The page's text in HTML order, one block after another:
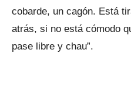
cobarde, un cagón. Está
atrás, si no está cómodo
pase libre y chau”.